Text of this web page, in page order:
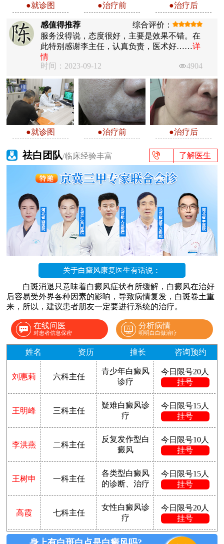
●就诊图 ●治疗前 ●治疗后
感值得推荐
综合评价：
服务没得说，态度很好，主要是效果不错。在
此特别感谢李主任，认真负责，医术好……详
情
时间：2023-09-12
4904
●就诊图 ●治疗前 ●治疗后
祛白团队/临床经验丰富 了解医生
关于白癜风康复医生有话说：
白斑消退只意味着白癜风症状有所缓解，白癜风在治好
后容易受外界各种因素的影响，导致病情复发，白斑卷土重
来，所以，建议患者朋友一定要进行系统的治疗。
在线问医
对患者信息保密
分析病情
明明白白做治疗
姓名 资历 擅长 咨询预约
刘惠莉 六科主任
青少年白癜风
诊疗
今日限号20人
挂号
王明峰 三科主任
疑难白癜风诊
疗
今日限号15人
挂号
李洪燕 二科主任
反复发作型白
癜风
今日限号10人
挂号
王树申 一科主任
各类型白癜风
的诊断、治疗
今日限号15人
挂号
高霞 七科主任
女性白癜风诊
疗
今日限号20人
挂号